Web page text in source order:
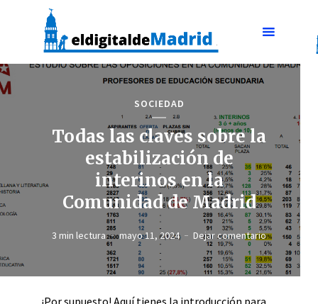
SOCIEDAD
Todas las claves sobre la
estabilización de
interinos en la
Comunidad de Madrid
3 min lectura mayo 11, 2024 Dejar comentario
¡Por supuesto! Aquí tienes la introducción para